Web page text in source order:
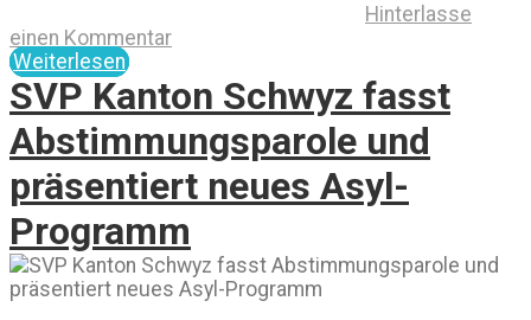
Hinterlasse
einen Kommentar
Weiterlesen
SVP Kanton Schwyz fasst
Abstimmungsparole und
präsentiert neues Asyl-
Programm